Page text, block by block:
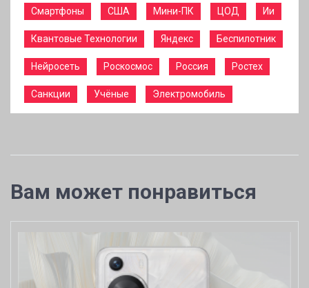
Смартфоны США Мини-ПК ЦОД Ии
Квантовые Технологии Яндекс Беспилотник
Нейросеть Роскосмос Россия Ростех
Санкции Учёные Электромобиль
Вам может понравиться